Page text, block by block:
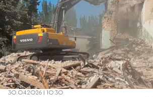
30.04.2026 | 10:30